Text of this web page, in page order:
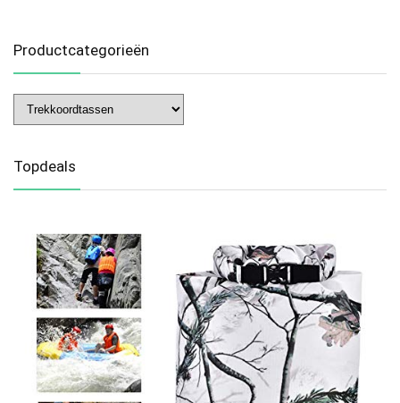
Productcategorieën
Topdeals